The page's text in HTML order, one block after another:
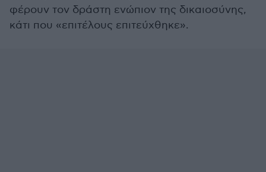
φέρουν τον δράστη ενώπιον της δικαιοσύνης,
κάτι που «επιτέλους επιτεύχθηκε».